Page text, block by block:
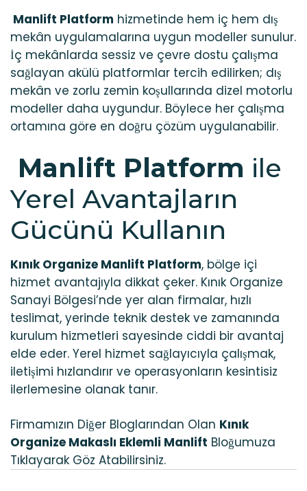
Manlift Platform hizmetinde hem iç hem dış
mekân uygulamalarına uygun modeller sunulur.
İç mekânlarda sessiz ve çevre dostu çalışma
sağlayan akülü platformlar tercih edilirken; dış
mekân ve zorlu zemin koşullarında dizel motorlu
modeller daha uygundur. Böylece her çalışma
ortamına göre en doğru çözüm uygulanabilir.
Manlift Platform ile
Yerel Avantajların
Gücünü Kullanın
Kınık Organize Manlift Platform, bölge içi
hizmet avantajıyla dikkat çeker. Kınık Organize
Sanayi Bölgesi’nde yer alan firmalar, hızlı
teslimat, yerinde teknik destek ve zamanında
kurulum hizmetleri sayesinde ciddi bir avantaj
elde eder. Yerel hizmet sağlayıcıyla çalışmak,
iletişimi hızlandırır ve operasyonların kesintisiz
ilerlemesine olanak tanır.
Firmamızın Diğer Bloglarından Olan Kınık
Organize Makaslı Eklemli Manlift Bloğumuza
Tıklayarak Göz Atabilirsiniz.